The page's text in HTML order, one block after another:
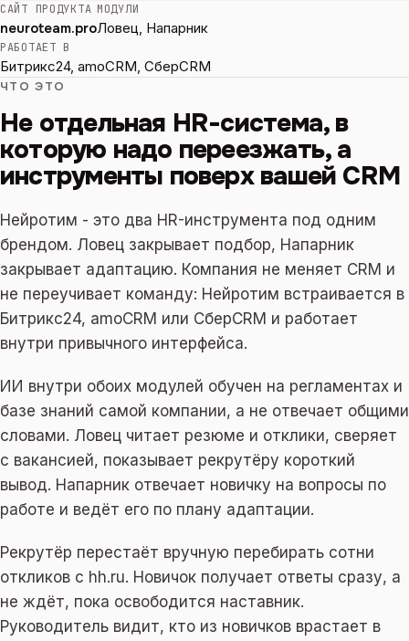
САЙТ ПРОДУКТА
neuroteam.pro
МОДУЛИ
Ловец, Напарник
РАБОТАЕТ В
Битрикс24, amoCRM, СберCRM
ЧТО ЭТО
Не отдельная HR-система, в
которую надо переезжать, а
инструменты поверх вашей CRM
Нейротим - это два HR-инструмента под одним
брендом. Ловец закрывает подбор, Напарник
закрывает адаптацию. Компания не меняет CRM и
не переучивает команду: Нейротим встраивается в
Битрикс24, amoCRM или СберCRM и работает
внутри привычного интерфейса.
ИИ внутри обоих модулей обучен на регламентах и
базе знаний самой компании, а не отвечает общими
словами. Ловец читает резюме и отклики, сверяет
с вакансией, показывает рекрутёру короткий
вывод. Напарник отвечает новичку на вопросы по
работе и ведёт его по плану адаптации.
Рекрутёр перестаёт вручную перебирать сотни
откликов с hh.ru. Новичок получает ответы сразу, а
не ждёт, пока освободится наставник.
Руководитель видит, кто из новичков врастает в